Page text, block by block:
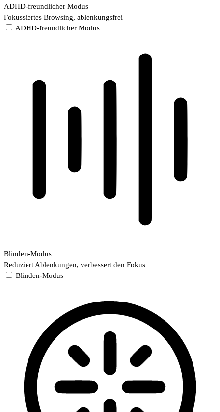
ADHD-freundlicher Modus
Fokussiertes Browsing, ablenkungsfrei
ADHD-freundlicher Modus
Blinden-Modus
Reduziert Ablenkungen, verbessert den Fokus
Blinden-Modus